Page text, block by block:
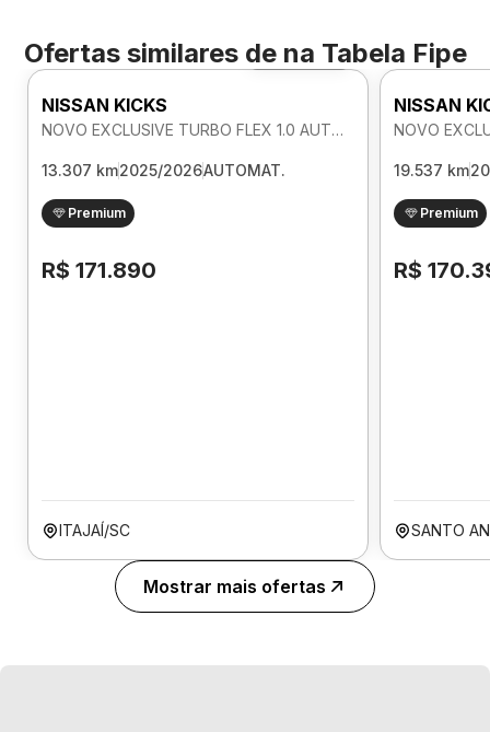
Ofertas similares de na Tabela Fipe
Foto 360º
NISSAN KICKS
NOVO EXCLUSIVE TURBO FLEX 1.0 AUTOMATICO
13.307 km2025/2026AUTOMAT.
Premium
R$ 171.890
ITAJAÍ/SC
NISSAN
19.537 km
Premium
R$
SANTO
Mostrar mais ofertas